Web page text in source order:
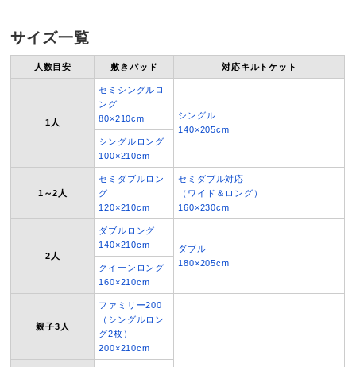
サイズ一覧
人数目安 敷きパッド 対応キルトケット
1人
セミシングルロ
ング
80×210cm
シングル
140×205cm
シングルロング
100×210cm
1～2人
セミダブルロン
グ
120×210cm
セミダブル対応
（ワイド＆ロング）
160×230cm
2人
ダブルロング
140×210cm
ダブル
180×205cm
クイーンロング
160×210cm
親子3人
ファミリー200
（シングルロン
グ2枚）
200×210cm